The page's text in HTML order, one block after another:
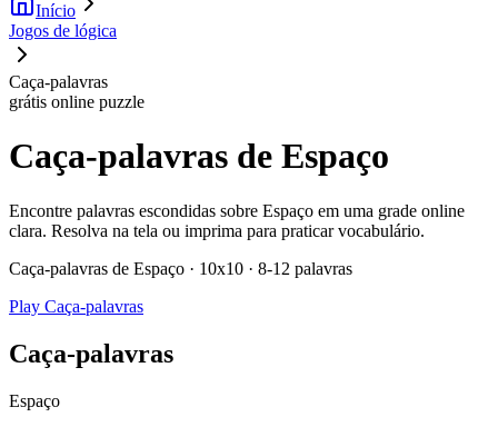
Início
Jogos de lógica
Caça-palavras
grátis online puzzle
Caça-palavras de Espaço
Encontre palavras escondidas sobre Espaço em uma grade online
clara. Resolva na tela ou imprima para praticar vocabulário.
Caça-palavras de Espaço · 10x10 · 8-12 palavras
Play Caça-palavras
Caça-palavras
Espaço